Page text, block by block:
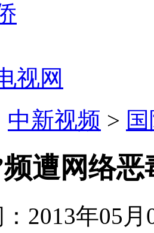
视网
中新视频 >
遭网络
2013年05月